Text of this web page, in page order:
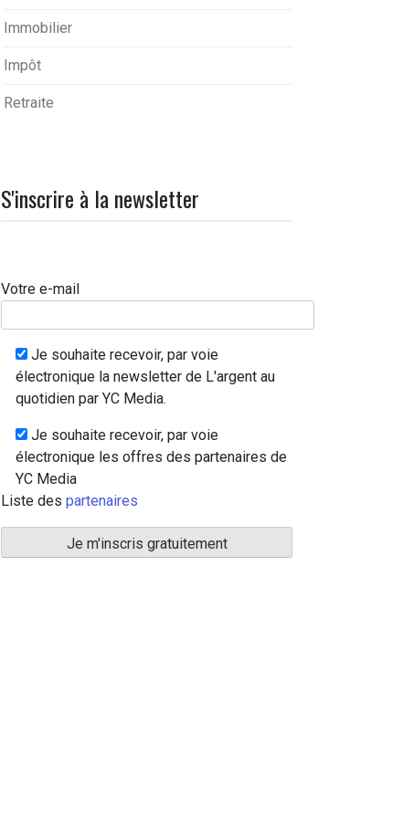
Immobilier
Impôt
Retraite
S'inscrire à la newsletter
Votre e-mail
Je souhaite recevoir, par voie
électronique la newsletter de L'argent au
quotidien par YC Media.
Je souhaite recevoir, par voie
électronique les offres des partenaires de
YC Media
Liste des partenaires